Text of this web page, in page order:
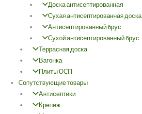
Доска антисептированная
Сухая антисептированная доска
Антисептированный брус
Сухой антисептированный брус
Террасная доска
Вагонка
Плиты ОСП
Сопутствующие товары
Антисептики
Крепеж